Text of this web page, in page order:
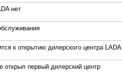
нет
к открытию дилерского центра LADA
открыл первый дилерский центр